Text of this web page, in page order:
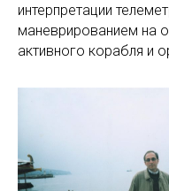
интерпретации
маневрированием на
активного корабля и